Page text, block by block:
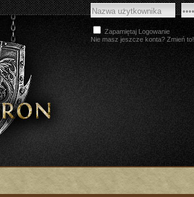
Zapamiętaj Logowanie
Nie masz jeszcze konta? Zmień to!